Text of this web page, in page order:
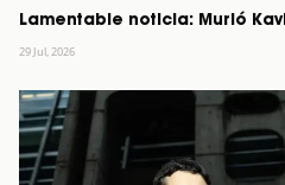
Lamentable noticia: Murió
29 Jul, 2026